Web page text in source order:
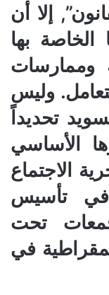
إلا أن
الخاصة بها
وممارسات
وليس
تحديداً
الأساسي
الاجتماع
في تأسيس
تحت
في